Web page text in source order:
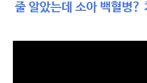
줄 알았는데 소아 백혈병?